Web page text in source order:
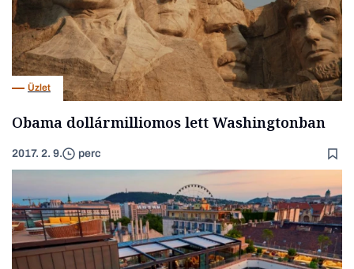
Üzlet
Obama dollármilliomos lett Washingtonban
2017. 2. 9. perc